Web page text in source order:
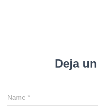
Deja
Name *